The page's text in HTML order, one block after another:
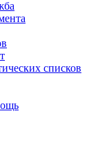
списков